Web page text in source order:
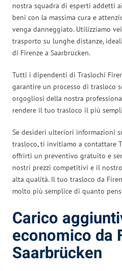
nostra squadra di esperti addetti
beni con la massima cura e
venga danneggiato. Utilizziamo
trasporto su lunghe distanze,
di Firenze a Saarbrücken.
Tutti i dipendenti di Traslochi
garantire un processo di trasloco
orgogliosi della nostra
rendere il tuo trasloco il più
Se desideri ulteriori informazioni
trasloco, ti invitiamo a contattare
offrirti un preventivo gratuito e
nostri prezzi competitivi e il
alta qualità. Il tuo trasloco da
molto più semplice di quanto
Carico
economico da
Saarbrücken